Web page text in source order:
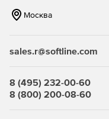
форматах.
программного
каждого
Москва
sales.r@softline.com
8 (495) 232-00-60
8 (800) 200-08-60